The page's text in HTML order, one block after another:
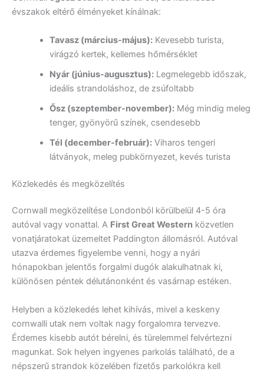
évszakok eltérő élményeket kínálnak:
Tavasz (március-május):Kevesebb turista,
virágzó kertek, kellemes hőmérséklet
Nyár (június-augusztus):Legmelegebb időszak,
ideális strandoláshoz, de zsúfoltabb
Ősz (szeptember-november):Még mindig meleg
tenger, gyönyörű színek, csendesebb
Tél (december-február):Viharos tengeri
látványok, meleg pubkörnyezet, kevés turista
Közlekedés és megközelítés
Cornwall megközelítése Londonból körülbelül 4-5 óra
autóval vagy vonattal. A First Great Western közvetlen
vonatjáratokat üzemeltet Paddington állomásról. Autóval
utazva érdemes figyelembe venni, hogy a nyári
hónapokban jelentős forgalmi dugók alakulhatnak ki,
különösen péntek délutánonként és vasárnap estéken.
Helyben a közlekedés lehet kihívás, mivel a keskeny
cornwalli utak nem voltak nagy forgalomra tervezve.
Érdemes kisebb autót bérelni, és türelemmel felvértezni
magunkat. Sok helyen ingyenes parkolás található, de a
népszerű strandok közelében fizetős parkolókra kell